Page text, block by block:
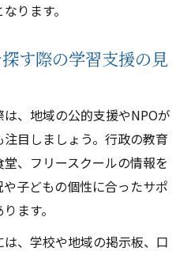
ります。
す際の学習支援の見
、地域の公的支援やNPOが
目しましょう。行政の教育
、フリースクールの情報を
子どもの個性に合ったサポ
ます。
、学校や地域の掲示板、口